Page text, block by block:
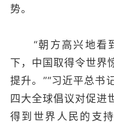
势。
“朝方高兴地看到
下，中国取得令世界
提升。”“习近平总书
四大全球倡议对促进
得到世界人民的支